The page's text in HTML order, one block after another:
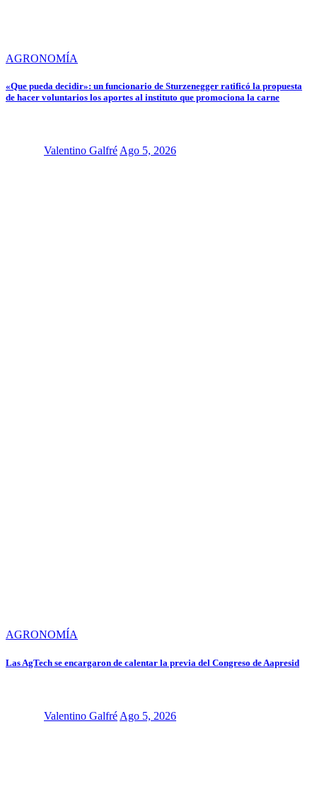
AGRONOMÍA
«Que pueda decidir»: un funcionario de Sturzenegger ratificó la propuesta
de hacer voluntarios los aportes al instituto que promociona la carne
Valentino GalfréAgo 5, 2026
AGRONOMÍA
Las AgTech se encargaron de calentar la previa del Congreso de Aapresid
Valentino Galfré Ago 5, 2026